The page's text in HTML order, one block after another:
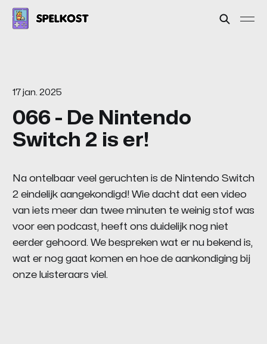
17 jan. 2025
066 - De Nintendo
Switch 2 is er!
Na ontelbaar veel geruchten is de Nintendo Switch
2 eindelijk aangekondigd! Wie dacht dat een video
van iets meer dan twee minuten te weinig stof was
voor een podcast, heeft ons duidelijk nog niet
eerder gehoord. We bespreken wat er nu bekend is,
wat er nog gaat komen en hoe de aankondiging bij
onze luisteraars viel.